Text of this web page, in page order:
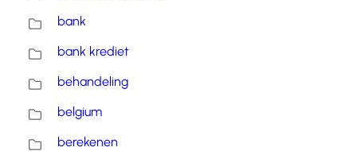
bank
bank krediet
behandeling
belgium
berekenen